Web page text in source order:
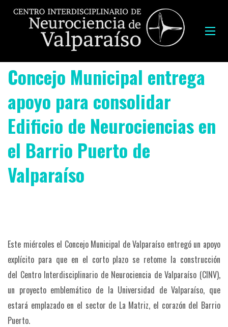
Concejo Municipal entrega
apoyo para consolidar
Edificio de Neurociencias en
el Barrio Puerto de
Valparaíso
Este miércoles el Concejo Municipal de Valparaíso entregó un apoyo
explícito para que en el corto plazo se retome la construcción
del Centro Interdisciplinario de Neurociencia de Valparaíso (CINV),
un proyecto emblemático de la Universidad de Valparaíso, que
estará emplazado en el sector de La Matriz, el corazón del Barrio
Puerto.